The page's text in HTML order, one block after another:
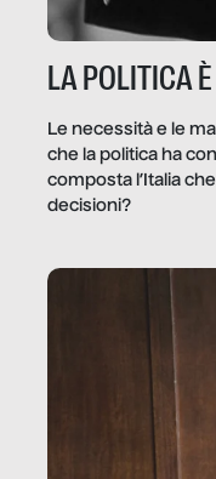
LA POLITICA
Le necessità e le
che la politica ha
composta l’Italia
decisioni?